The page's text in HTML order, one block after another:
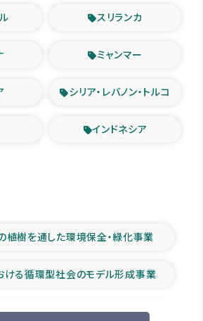
スリランカ
ミャンマー
シリア・レバノン・トルコ
インドネシア
植樹を通した環境保全・緑化事業
ける循環型社会のモデル形成事業
ツアー参加者の声